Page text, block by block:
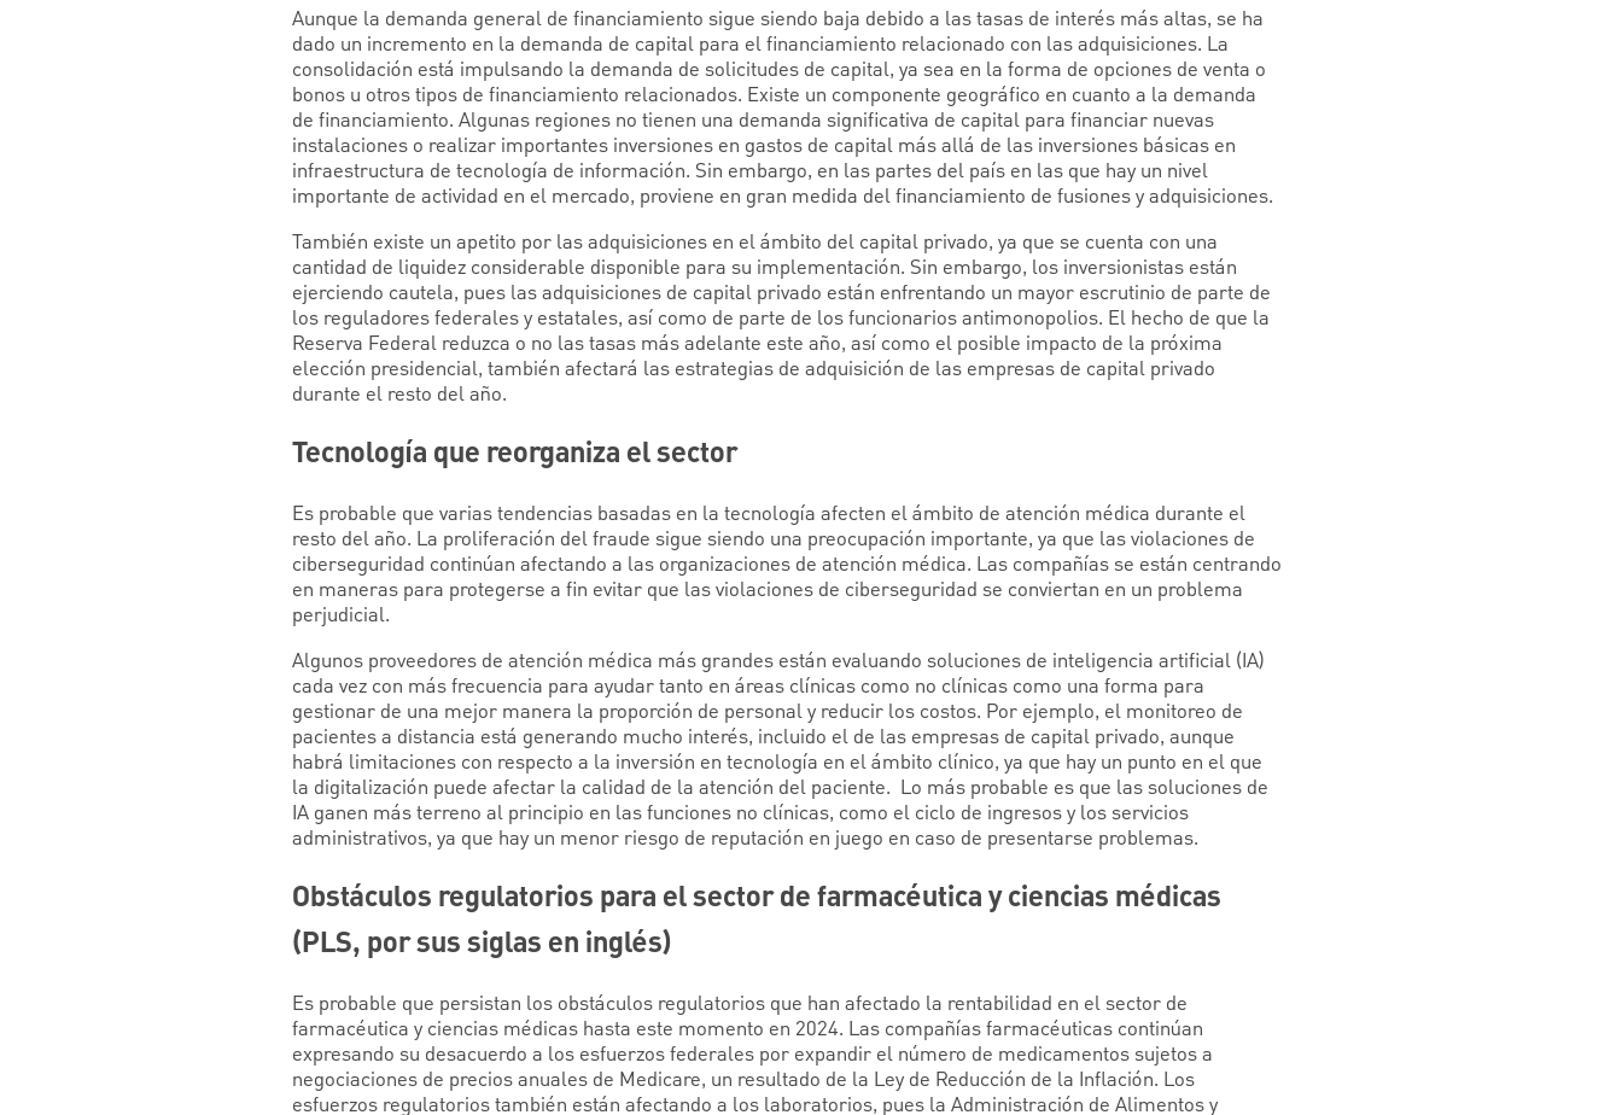
Aunque la demanda general de financiamiento sigue siendo baja debido a las tasas de interés más altas, se ha
dado un incremento en la demanda de capital para el financiamiento relacionado con las adquisiciones. La
consolidación está impulsando la demanda de solicitudes de capital, ya sea en la forma de opciones de venta o
bonos u otros tipos de financiamiento relacionados. Existe un componente geográfico en cuanto a la demanda
de financiamiento. Algunas regiones no tienen una demanda significativa de capital para financiar nuevas
instalaciones o realizar importantes inversiones en gastos de capital más allá de las inversiones básicas en
infraestructura de tecnología de información. Sin embargo, en las partes del país en las que hay un nivel
importante de actividad en el mercado, proviene en gran medida del financiamiento de fusiones y adquisiciones.
También existe un apetito por las adquisiciones en el ámbito del capital privado, ya que se cuenta con una
cantidad de liquidez considerable disponible para su implementación. Sin embargo, los inversionistas están
ejerciendo cautela, pues las adquisiciones de capital privado están enfrentando un mayor escrutinio de parte de
los reguladores federales y estatales, así como de parte de los funcionarios antimonopolios. El hecho de que la
Reserva Federal reduzca o no las tasas más adelante este año, así como el posible impacto de la próxima
elección presidencial, también afectará las estrategias de adquisición de las empresas de capital privado
durante el resto del año.
Tecnología que reorganiza el sector
Es probable que varias tendencias basadas en la tecnología afecten el ámbito de atención médica durante el
resto del año. La proliferación del fraude sigue siendo una preocupación importante, ya que las violaciones de
ciberseguridad continúan afectando a las organizaciones de atención médica. Las compañías se están centrando
en maneras para protegerse a fin evitar que las violaciones de ciberseguridad se conviertan en un problema
perjudicial.
Algunos proveedores de atención médica más grandes están evaluando soluciones de inteligencia artificial (IA)
cada vez con más frecuencia para ayudar tanto en áreas clínicas como no clínicas como una forma para
gestionar de una mejor manera la proporción de personal y reducir los costos. Por ejemplo, el monitoreo de
pacientes a distancia está generando mucho interés, incluido el de las empresas de capital privado, aunque
habrá limitaciones con respecto a la inversión en tecnología en el ámbito clínico, ya que hay un punto en el que
la digitalización puede afectar la calidad de la atención del paciente. Lo más probable es que las soluciones de
IA ganen más terreno al principio en las funciones no clínicas, como el ciclo de ingresos y los servicios
administrativos, ya que hay un menor riesgo de reputación en juego en caso de presentarse problemas.
Obstáculos regulatorios para el sector de farmacéutica y ciencias médicas
(PLS, por sus siglas en inglés)
Es probable que persistan los obstáculos regulatorios que han afectado la rentabilidad en el sector de
farmacéutica y ciencias médicas hasta este momento en 2024. Las compañías farmacéuticas continúan
expresando su desacuerdo a los esfuerzos federales por expandir el número de medicamentos sujetos a
negociaciones de precios anuales de Medicare, un resultado de la Ley de Reducción de la Inflación. Los
esfuerzos regulatorios también están afectando a los laboratorios, pues la Administración de Alimentos y